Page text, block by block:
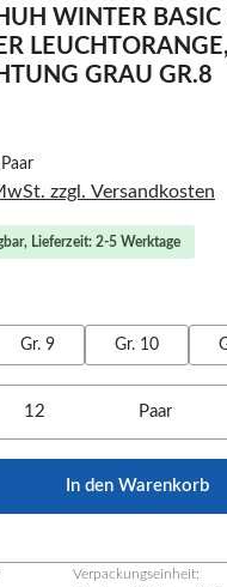
WINTER
GRAU GR.8
zzgl. Versandkosten
Lieferzeit: 2-5 Werktage
Gr. 9 Gr. 10
Gib den
Paar
In den Warenkorb
Verpackungseinheit: